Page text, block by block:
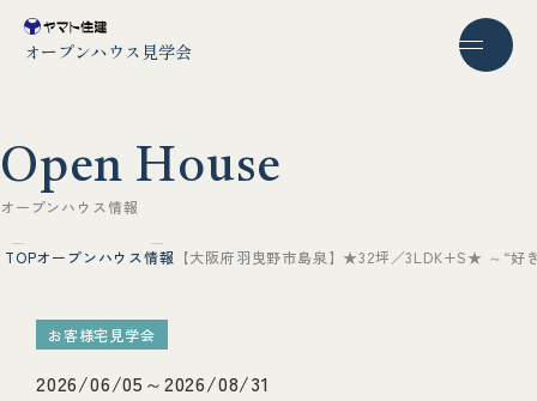
オープンハウス見学会
Open House
オー プンハ ウ ス情報
TOPオープンハウス情報 【大阪府羽曳野市島泉】★32坪／3LDK+S★ ～“好
お客様宅見学会
2026/06/05～2026/08/31